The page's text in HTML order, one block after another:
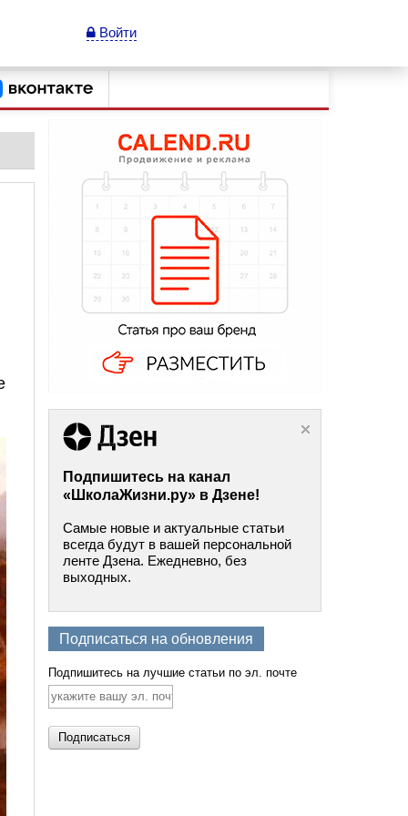
Войти
Подпишитесь на канал
«ШколаЖизни.ру» в Дзене!
Самые новые и актуальные статьи
всегда будут в вашей персональной
ленте Дзена. Ежедневно, без
выходных.
Подписаться на обновления
Подпишитесь на лучшие статьи по эл. почте